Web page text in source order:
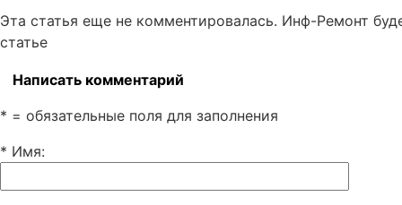
Эта статья еще не комментировалась. Инф-Ремонт
статье
Написать комментарий
* = обязательные поля для заполнения
* Имя: